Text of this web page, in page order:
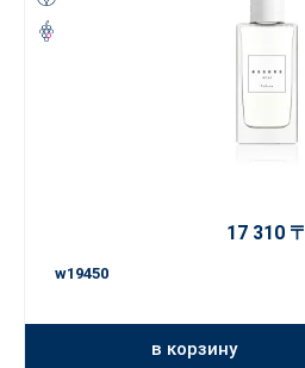
17 310 〒
w19450
в корзину